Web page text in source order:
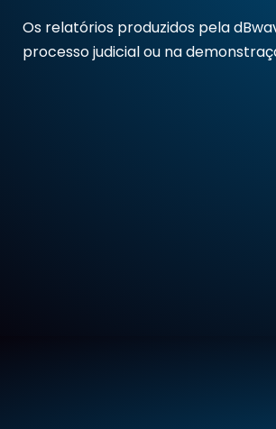
Os relatórios produzidos pela
processo judicial ou na